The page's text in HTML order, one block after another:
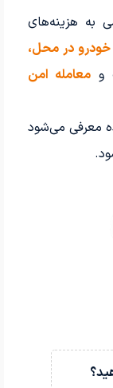
به هزینه‌های
خودرو در محل،
و معامله امن
معرفی می‌شود